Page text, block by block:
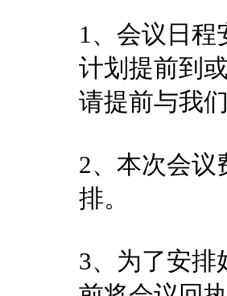
1、会议日程
计划提前到
请提前与我们
2、本次会议
排。
3、为了安排